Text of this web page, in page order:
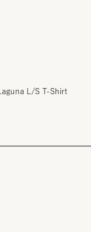
Laguna L/S T-Shirt